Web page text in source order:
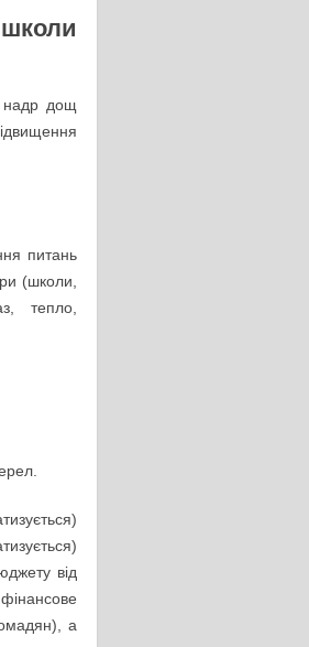
надр дощ
питань
(школи,
тепло,
від
а